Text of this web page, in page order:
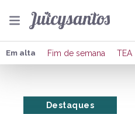
Em alta Fim de semana TEA
Destaques